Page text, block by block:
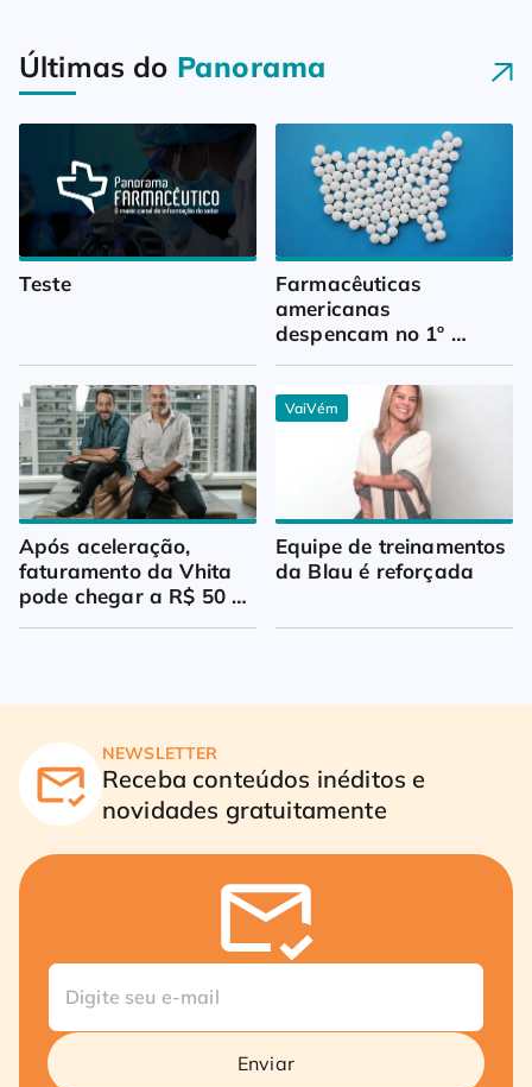
Últimas do Panorama
Teste
Farmacêuticas
americanas
despencam no 1º
trimestre
Após aceleração,
faturamento da Vhita
pode chegar a R$ 50
VaiVém
Equipe de treinamentos
da Blau é reforçada
NEWSLETTER
Receba conteúdos inéditos e
novidades gratuitamente
Enviar